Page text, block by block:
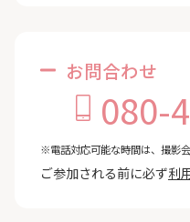
お問合わせ
080-
※電話対応可能な時間は、撮影
ご参加される前に必ず利